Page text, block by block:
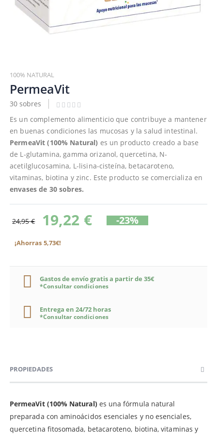
al
comienzo
de
la
galería
imágenes
100% NATURAL
PermeaVit
30 sobres
Es un complemento alimenticio que contribuye a mantener
en buenas condiciones las mucosas y la salud intestinal.
PermeaVit (100% Natural) es un producto creado a base
de L-glutamina, gamma orizanol, quercetina, N-
acetilglucosamina, L-lisina-cisteína, betacaroteno,
vitaminas, biotina y zinc. Este producto se comercializa en
envases de 30 sobres.
24,95 € 19,22 € -23%
¡Ahorras 5,73€!
Gastos de envío gratis a partir de 35€
*Consultar condiciones
Entrega en 24/72 horas
*Consultar condiciones
PROPIEDADES
PermeaVit (100% Natural)es una fórmula natural
preparada con aminoácidos esenciales y no esenciales,
quercetina fitosomada, betacaroteno, biotina, vitaminas y